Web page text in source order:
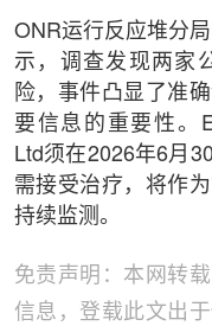
ONR运行反应堆分
示，调查发现两家
险，事件凸显了准
要信息的重要性。
Ltd须在2026年6月
需接受治疗，将作
持续监测。
免责声明：本网转
信息，登载此文出